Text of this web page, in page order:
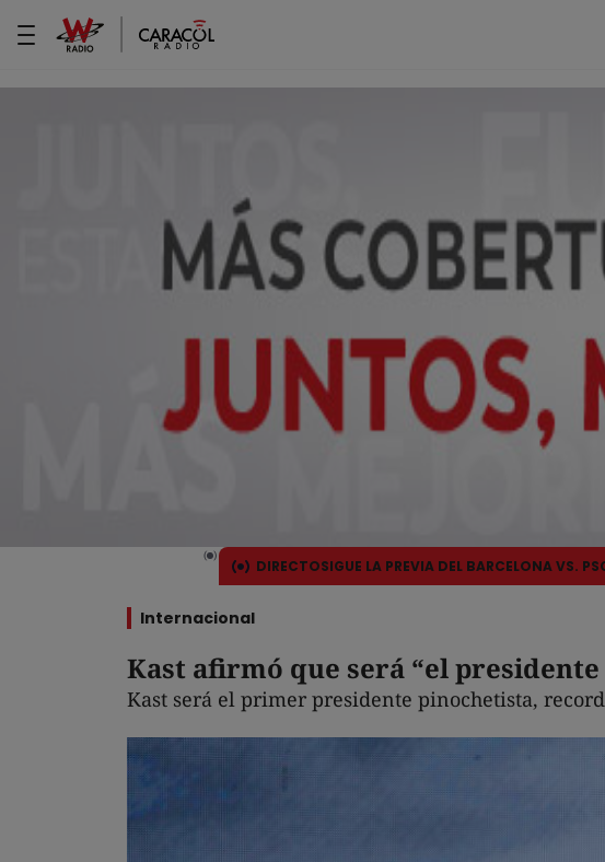
DIRECTOSIGUE LA PREVIA DEL BARCELONA VS.
Internacional
Kast afirmó que será “el
Kast será el primer presidente pinochetista,